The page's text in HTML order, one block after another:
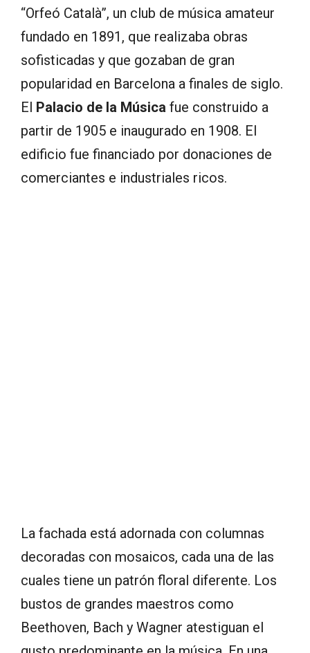
“Orfeó Català”, un club de música amateur
fundado en 1891, que realizaba obras
sofisticadas y que gozaban de gran
popularidad en Barcelona a finales de siglo.
El Palacio de la Música fue construido a
partir de 1905 e inaugurado en 1908. El
edificio fue financiado por donaciones de
comerciantes e industriales ricos.
La fachada está adornada con columnas
decoradas con mosaicos, cada una de las
cuales tiene un patrón floral diferente. Los
bustos de grandes maestros como
Beethoven, Bach y Wagner atestiguan el